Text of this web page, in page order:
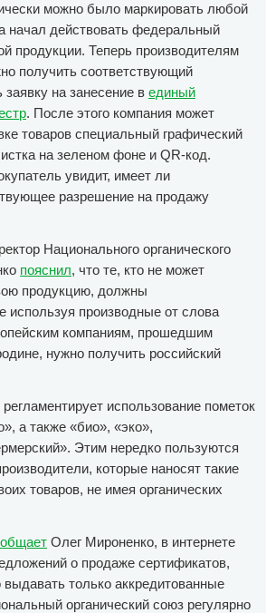
можно было маркировать любой
начал действовать федеральный
продукции. Теперь производителям
получить соответствующий
на занесение в единый
. После этого компания может
товаров специальный графический
на зеленом фоне и QR-код.
увидит, имеет ли
разрешение на продажу
Национального органического
пояснил, что те, кто не может
продукцию, должны
используя производные от слова
компаниям, прошедшим
нужно получить российский
использование пометок
а также «био», «эко»,
Этим нередко пользуются
которые наносят такие
товаров, не имея органических
Олег Мироненко, в интернете
о продаже сертификатов,
только аккредитованные
органический союз регулярно